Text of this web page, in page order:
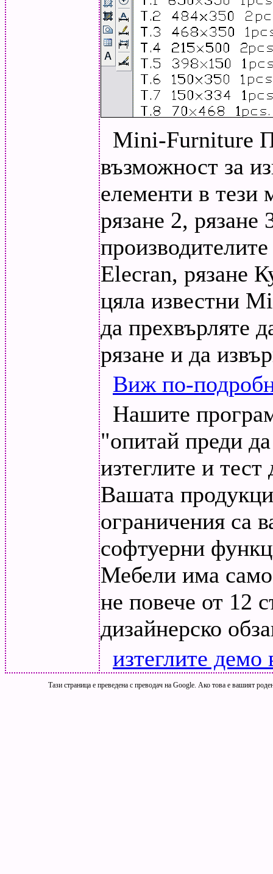
Mini-Furniture
възможност за
елементи в тези
рязане 2, рязане
Elecran, рязане
цяла известни
да прехвърляте
рязане и да
Виж по-
Нашите
"опитай преди
изтеглите и
Вашата
ограничения са
софтуерни
Мебели има само
не повече от 12
дизайнерско
изтеглите
Тази страница е преведена с преводач на Google. Ако това е вашият